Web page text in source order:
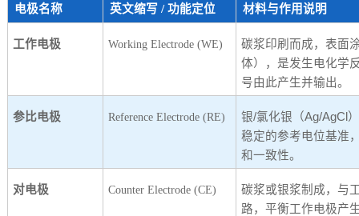
电极名称 英文缩写/功能定位 材料与作用说明
工作电极 Working Electrode (WE)
碳浆印刷而成，表面
体），是发生电化学
号由此产生并输出。
参比电极 Reference Electrode (RE) 银/氯化银（Ag/AgCl
稳定的参考电位基准
和一致性。
对电极 Counter Electrode (CE)
碳浆或银浆制成，与
路，平衡工作电极产